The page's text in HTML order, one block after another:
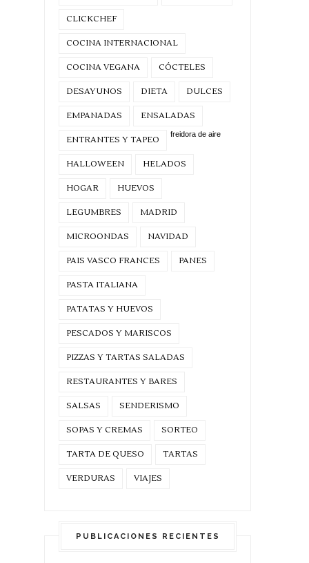
CLICKCHEF
COCINA INTERNACIONAL
COCINA VEGANA CÓCTELES
DESAYUNOS DIETA DULCES
EMPANADAS ENSALADAS
ENTRANTES Y TAPEO
freidora de aire
HALLOWEEN HELADOS
HOGAR HUEVOS
LEGUMBRES MADRID
MICROONDAS NAVIDAD
PAIS VASCO FRANCES PANES
PASTA ITALIANA
PATATAS Y HUEVOS
PESCADOS Y MARISCOS
PIZZAS Y TARTAS SALADAS
RESTAURANTES Y BARES
SALSAS SENDERISMO
SOPAS Y CREMAS SORTEO
TARTA DE QUESO TARTAS
VERDURAS VIAJES
PUBLICACIONES RECIENTES